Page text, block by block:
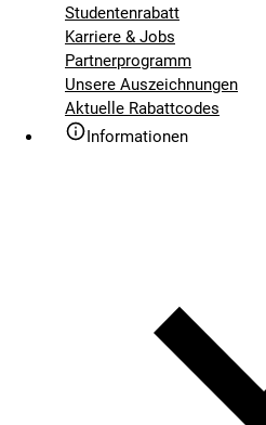
Studentenrabatt
Karriere & Jobs
Partnerprogramm
Unsere Auszeichnungen
Aktuelle Rabattcodes
Informationen